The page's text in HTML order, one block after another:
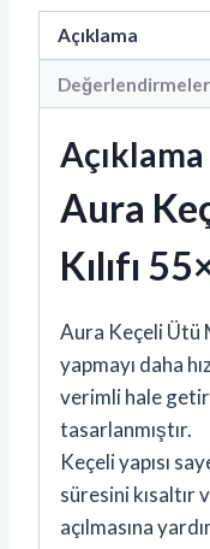
Açıklama
Açıklama
Aura
Kılıfı
Aura Keçeli Ütü
yapmayı daha
verimli hale
tasarlanmıştır.
Keçeli yapısı
süresini kısaltır
açılmasına